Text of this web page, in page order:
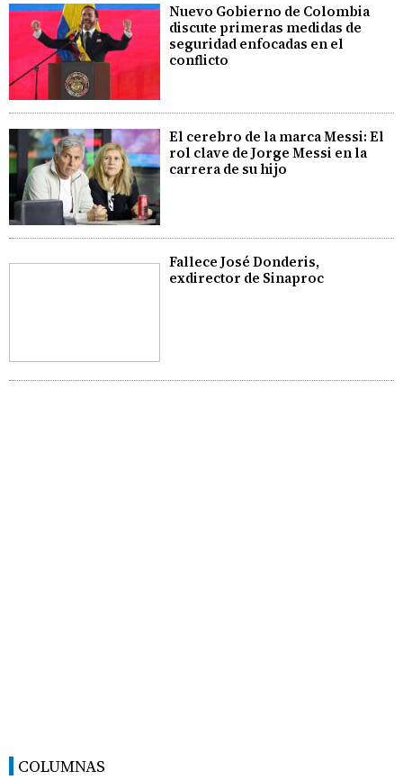
Nuevo Gobierno de Colombia
discute primeras medidas de
seguridad enfocadas en el
conflicto
El cerebro de la marca Messi: El
rol clave de Jorge Messi en la
carrera de su hijo
Fallece José Donderis,
exdirector de Sinaproc
COLUMNAS